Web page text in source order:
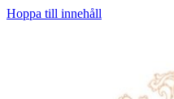
Hoppa till innehåll